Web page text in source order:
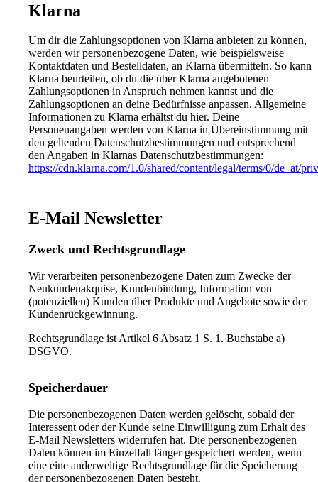
Klarna
Um dir die Zahlungsoptionen von Klarna anbieten zu können,
werden wir personenbezogene Daten, wie beispielsweise
Kontaktdaten und Bestelldaten, an Klarna übermitteln. So kann
Klarna beurteilen, ob du die über Klarna angebotenen
Zahlungsoptionen in Anspruch nehmen kannst und die
Zahlungsoptionen an deine Bedürfnisse anpassen. Allgemeine
Informationen zu Klarna erhältst du hier. Deine
Personenangaben werden von Klarna in Übereinstimmung mit
den geltenden Datenschutzbestimmungen und entsprechend
den Angaben in Klarnas Datenschutzbestimmungen:
https://cdn.klarna.com/1.0/shared/content/legal/terms/0/de_at/
E-Mail Newsletter
Zweck und Rechtsgrundlage
Wir verarbeiten personenbezogene Daten zum Zwecke der
Neukundenakquise, Kundenbindung, Information von
(potenziellen) Kunden über Produkte und Angebote sowie der
Kundenrückgewinnung.
Rechtsgrundlage ist Artikel 6 Absatz 1 S. 1. Buchstabe a)
DSGVO.
Speicherdauer
Die personenbezogenen Daten werden gelöscht, sobald der
Interessent oder der Kunde seine Einwilligung zum Erhalt des
E-Mail Newsletters widerrufen hat. Die personenbezogenen
Daten können im Einzelfall länger gespeichert werden, wenn
eine eine anderweitige Rechtsgrundlage für die Speicherung
der personenbezogenen Daten besteht.